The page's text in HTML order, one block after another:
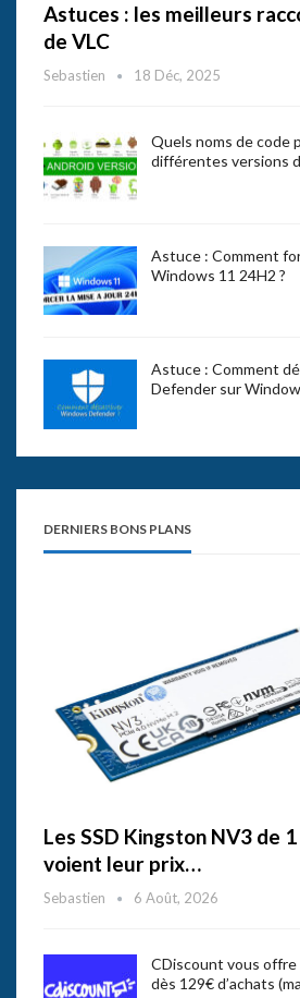
Astuces : les meilleurs
de VLC
Sebastien 18 Déc, 2025
Quels noms de code
différentes versions
Astuce : Comment
Windows 11 24H2 ?
Astuce : Comment
Defender sur
DERNIERS BONS PLANS
Les SSD Kingston NV3 de
voient leur prix…
Sebastien 6 Août, 2026
CDiscount vous
dès 129€ d’achats